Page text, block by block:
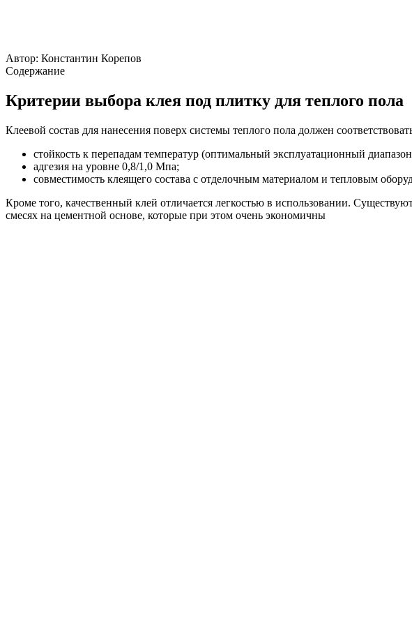
Автор: Константин Корепов
Содержание
Критерии выбора клея под плитку для теплого пола
Клеевой состав для нанесения поверх системы теплого пола должен
стойкость к перепадам температур (оптимальный эксплуатационный
адгезия на уровне 0,8/1,0 Мпа;
совместимость клеящего состава с отделочным материалом и тепловым
Кроме того, качественный клей отличается легкостью в использовании.
смесях на цементной основе, которые при этом очень экономичны